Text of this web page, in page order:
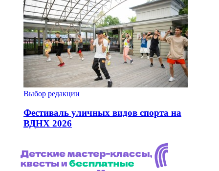
Выбор редакции
Фестиваль уличных видов спорта на
ВДНХ 2026